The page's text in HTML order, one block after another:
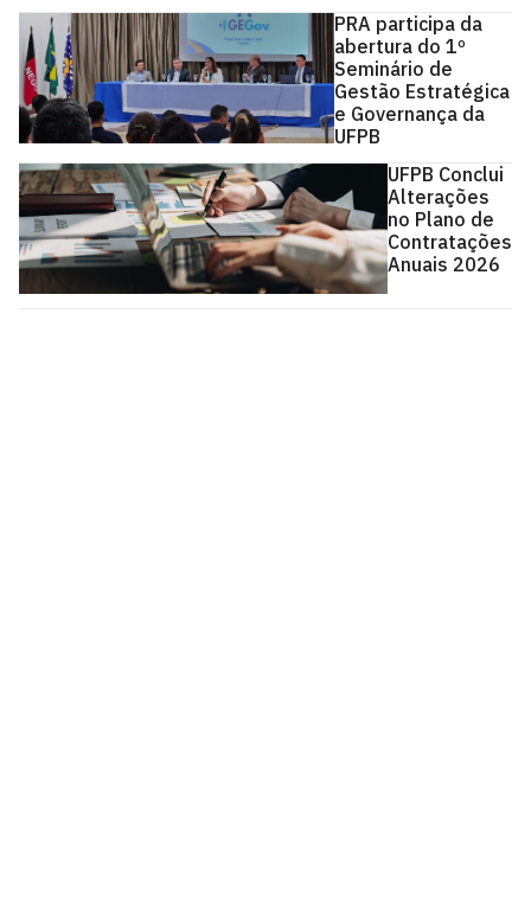
PRA participa da
abertura do 1º
Seminário de
Gestão Estratégica
e Governança da
UFPB
UFPB Conclui
Alterações
no Plano de
Contratações
Anuais 2026